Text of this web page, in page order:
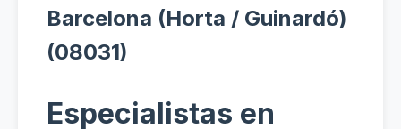
Barcelona (Horta / Guinardó)
(08031)
Especialistas en